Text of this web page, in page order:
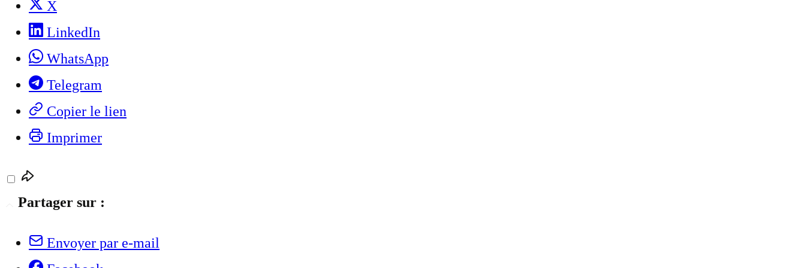
X
LinkedIn
WhatsApp
Telegram
Copier le lien
Imprimer
Partager sur :
Envoyer par e-mail